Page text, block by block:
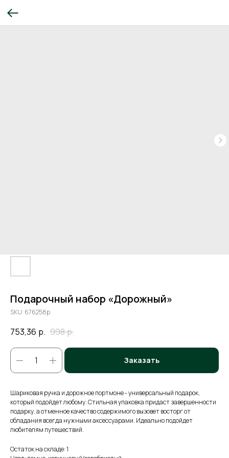
Подарочный набор «Дорожный»
SKU: 676258р
753,36 р. 998р.
Заказать
Шариковая ручка и дорожное портмоне - универсальный подарок,
который подойдет любому. Стильная упаковка придаст завершенности
подарку, а отменное качество содержимого вызовет восторг от
обладания всегда нужными аксессуарами. Идеально подойдет
любителям путешествий.
Остаток на складе: 1